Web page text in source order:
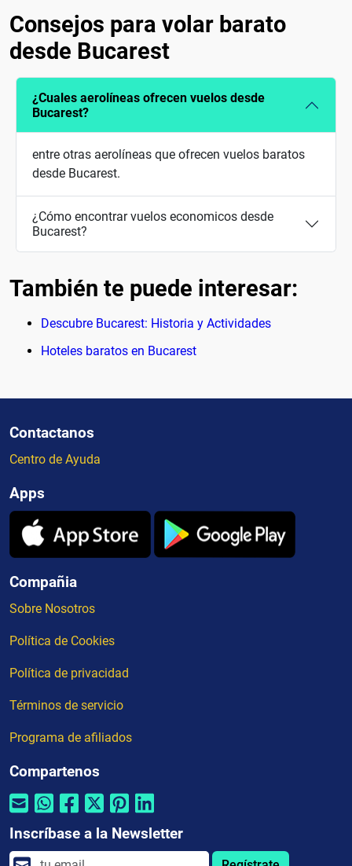
Consejos para volar barato
desde Bucarest
¿Cuales aerolíneas ofrecen vuelos desde
Bucarest?
entre otras aerolíneas que ofrecen vuelos baratos
desde Bucarest.
¿Cómo encontrar vuelos economicos desde
Bucarest?
También te puede interesar:
Descubre Bucarest: Historia y Actividades
Hoteles baratos en Bucarest
Contactanos
Centro de Ayuda
Apps
Compañia
Sobre Nosotros
Política de Cookies
Política de privacidad
Términos de servicio
Programa de afiliados
Compartenos
Inscríbase a la Newsletter